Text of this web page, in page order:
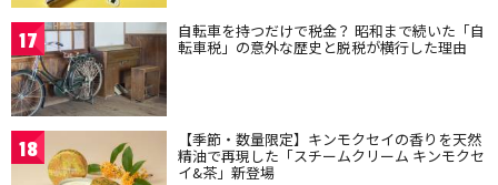
17 自転車を持つだけで税金？ 昭和まで続いた「自
転車税」の意外な歴史と脱税が横行した理由
18 【季節・数量限定】キンモクセイの香りを天然
精油で再現した「スチームクリーム キンモクセ
イ&茶」新登場